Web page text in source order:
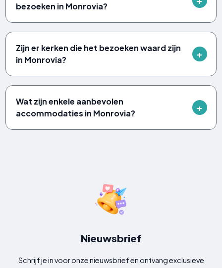
bezoeken in Monrovia?
Zijn er kerken die het bezoeken waard zijn
in Monrovia?
Wat zijn enkele aanbevolen
accommodaties in Monrovia?
Nieuwsbrief
Schrijf je in voor onze nieuwsbrief en ontvang exclusieve